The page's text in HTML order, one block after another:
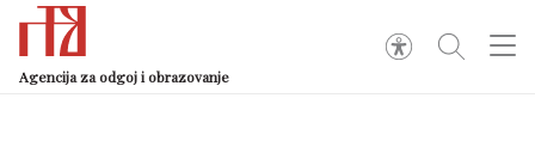
Agencija za odgoj i obrazovanje